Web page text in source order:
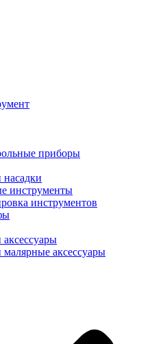
приборы
инструменты
инструментов
аксессуары